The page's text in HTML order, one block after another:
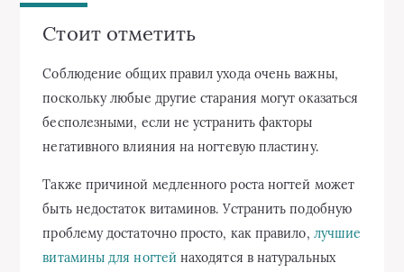
Стоит отметить
Соблюдение общих правил ухода очень важны,
поскольку любые другие старания могут оказаться
бесполезными, если не устранить факторы
негативного влияния на ногтевую пластину.
Также причиной медленного роста ногтей может
быть недостаток витаминов. Устранить подобную
проблему достаточно просто, как правило, лучшие
витамины для ногтей находятся в натуральных